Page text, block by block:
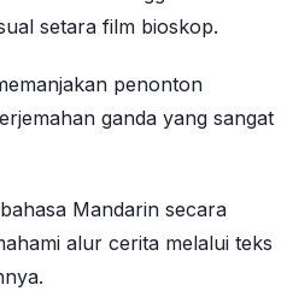
setara film bioskop.
penonton
ganda yang sangat
Mandarin secara
alur cerita melalui teks